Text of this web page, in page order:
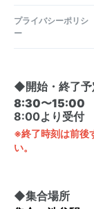
プライバシーポリシ
ー
◆開始・終了予
8:30〜15:00
8:00より受付
※終了時刻は前後
い。
◆集合場所